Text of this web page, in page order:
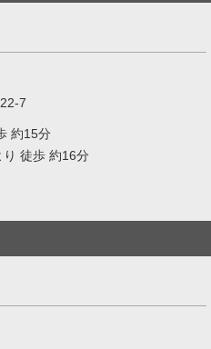
7
約15分
り 徒歩 約16分